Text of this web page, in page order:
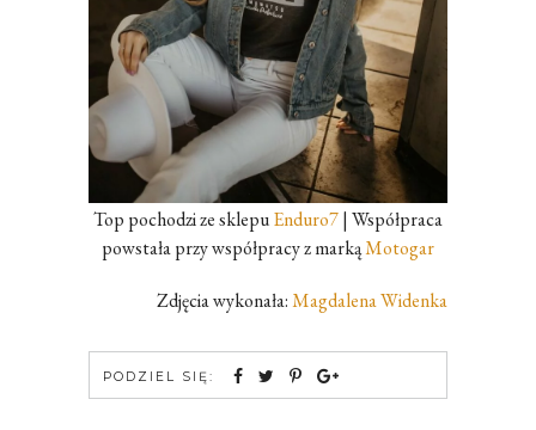
Top pochodzi ze sklepuEnduro7| Współpraca
powstała przy współpracy z markąMotogar
Zdjęcia wykonała:Magdalena Widenka
PODZIEL SIĘ: